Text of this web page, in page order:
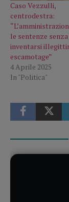
Caso Vezzulli,
centrodestra:
le sentenze senza
inventarsi
escamotage”
4 Aprile 2025
In "Politica"